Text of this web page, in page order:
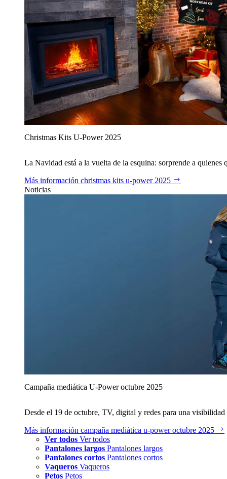
Christmas Kits U‑Power 2025
La Navidad está a la vuelta de la esquina: sorprende a
Más información christmas kits u‑power 2025
Noticias
Campaña mediática U‑Power octubre 2025
Desde el 19 de octubre, TV, digital y redes para una
Más información campaña mediática u‑power octubre 2025
Ver todos Ver todos
Pantalones largos Pantalones largos
Pantalones cortos Pantalones cortos
Vaqueros Vaqueros
Petos Petos